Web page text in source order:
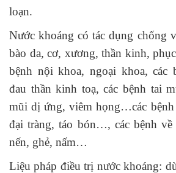
loạn.
Nước khoáng có tác dụng chống
bào da, cơ, xương, thần kinh,
bệnh nội khoa, ngoại khoa, các
đau thần kinh toạ, các bệnh tai
mũi dị ứng, viêm họng…các bệnh
đại tràng, táo bón…, các bệnh về
nến, ghẻ, nấm…
Liệu pháp điều trị nước khoáng: